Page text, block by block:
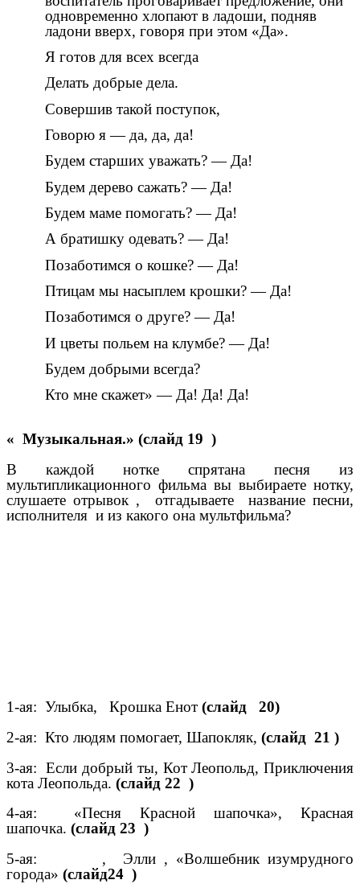
одновременно хлопают в ладоши, подняв
ладони вверх, говоря при этом «Да».
Я готов для всех всегда
Делать добрые дела.
Совершив такой поступок,
Говорю я — да, да, да!
Будем старших уважать? — Да!
Будем дерево сажать? — Да!
Будем маме помогать? — Да!
А братишку одевать? — Да!
Позаботимся о кошке? — Да!
Птицам мы насыплем крошки? — Да!
Позаботимся о друге? — Да!
И цветы польем на клумбе? — Да!
Будем добрыми всегда?
Кто мне скажет» — Да! Да! Да!
« Музыкальная.» (слайд 19 )
В каждой нотке спрятана песня из
мультипликационного фильма вы выбираете нотку,
слушаете отрывок , отгадываете название песни,
исполнителя и из какого она мультфильма?
1-ая: Улыбка, Крошка Енот (слайд 20)
2-ая: Кто людям помогает, Шапокляк, (слайд 21 )
3-ая: Если добрый ты, Кот Леопольд, Приключения
кота Леопольда. (слайд 22 )
4-ая: «Песня Красной шапочка», Красная
шапочка. (слайд 23 )
5-ая: , Элли , «Волшебник изумрудного
города» (слайд24 )